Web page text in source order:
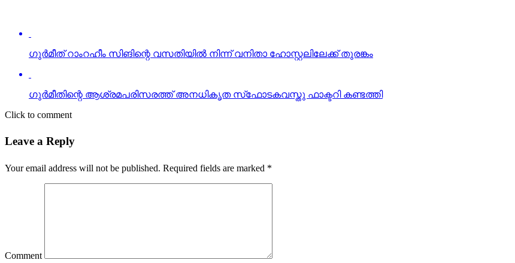
ഗുര്‍മീത് റാംറഹീം സിങിന്റെ വസതിയില്‍ നിന്ന് വനിതാ ഹോസ്റ്റലിലേക്ക് തുരങ്കം
ഗുര്‍മീതിന്റെ ആശ്രമപരിസരത്ത് അനധികൃത സ്‌ഫോടകവസ്തു ഫാക്ടറി കണ്ടത്തി
Click to comment
Leave a Reply
Your email address will not be published. Required fields are marked *
Comment